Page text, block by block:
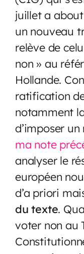
juillet a
un nouveau
relève de
non » au
Hollande.
ratification
notamment
d’imposer
ma note
analyser le
européen
d’a priori
du texte.
voter non au